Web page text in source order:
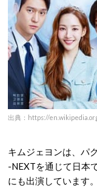
出典：https://
キムジェヨンは、パ
-NEXTを通じて日本
にも出演しています。